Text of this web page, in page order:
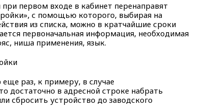
первом входе в кабинет перенаправят
с помощью которого, выбирая на
из списка, можно в кратчайшие сроки
первоначальная информация, необходимая
ниша применения, язык.
раз, к примеру, в случае
достаточно в адресной строке набрать
сбросить устройство до заводского